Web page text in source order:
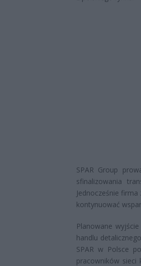
SPAR Group
sfinalizowania
Jednocześnie
kontynuować
Planowane
handlu
SPAR w Polsce
pracowników sieci